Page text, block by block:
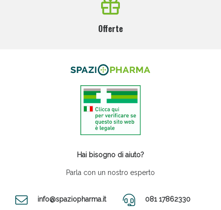
Offerte
Hai bisogno di aiuto?
Parla con un nostro esperto
info@spaziopharma.it 081 17862330